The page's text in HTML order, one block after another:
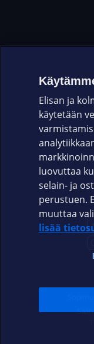
Elisan ja
käytetään
luovuttaa
selain- ja
perustuen.
muuttaa
lisää